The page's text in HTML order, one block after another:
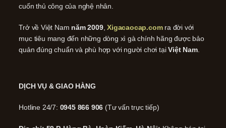
cuốn thủ công của nghệ nhân.
Trở về Việt Nam năm 2009,Xigacaocap.comra đời với
mục tiêu mang đến những dòng xì gà chính hãng được bảo
quản đúng chuẩn và phù hợp với người chơi tạiViệt Nam.
DỊCH VỤ & GIAO HÀNG
Hotline 24/7: 0945 866 906 (Tư vấn trực tiếp)